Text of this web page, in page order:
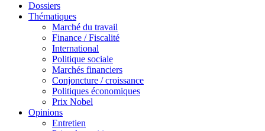
Dossiers
Thématiques
Marché du travail
Finance / Fiscalité
International
Politique sociale
Marchés financiers
Conjoncture / croissance
Politiques économiques
Prix Nobel
Opinions
Entretien